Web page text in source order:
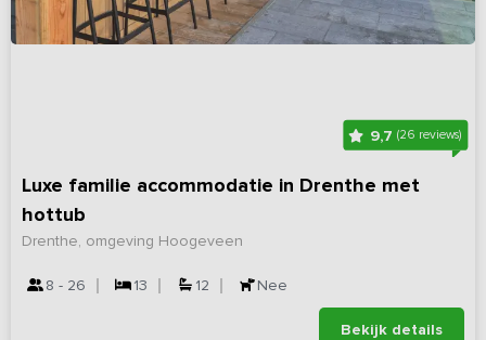
9,7 (26 reviews)
Luxe familie accommodatie in Drenthe met
hottub
Drenthe, omgeving Hoogeveen
8 - 26 13 12 Nee
Bekijk details